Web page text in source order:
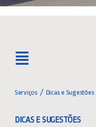
Toggle
Navigation
SERVIÇOS ON-LINE
AGÊNCIAS SANASA
Serviços Dicas e Sugestões
DICAS E SUGESTÕES